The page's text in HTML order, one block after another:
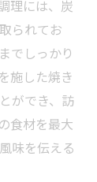
メニュ
の紹介
新メニュ
る夜
理
理には、炭
られてお
でしっかり
施した焼き
ができ、訪
食材を最大
味を伝える